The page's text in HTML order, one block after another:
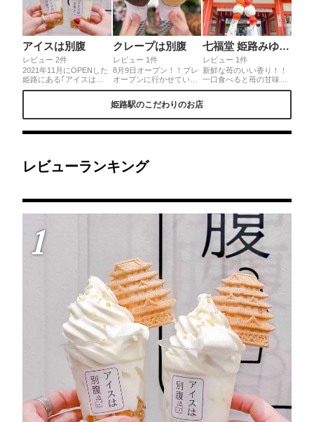
アイスは別腹
レビュー 2件
2021年11月にOPENした
姫路にある｢アイスは別
腹｣🍦🌸すでに多数のメ
も、世界遺産の姫路城を
路城ソフト｣が人気🍦🏯
姫路観光の想い出スイー
クレープは別腹
レビュー 1件
8月9日オープン！！プレ
オープンに行かせていた
だきました♪ クレープは3
のクレープをチョイスで
な可愛いらしいクレープ
地にたっぷりのホイップ
クリームにカスタード甘
七福堂 姫路みゆき通り店
レビュー 1件
新鮮な苺のいい香り！！
一口食べると苺の甘味が
口一杯に広がります。
をはじめ様々な観光映え
姫路駅のこだわりのお店
レビューランキング
1